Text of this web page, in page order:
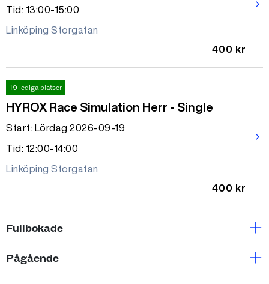
Tid: 13:00-15:00
Linköping Storgatan
400 kr
arrow_forward_ios
19 lediga platser
HYROX Race Simulation Herr - Single
Start: Lördag 2026-09-19
Tid: 12:00-14:00
Linköping Storgatan
400 kr
arrow_forward_ios
Fullbokade
Small group 1 ggr m. PT-Klara
Pågående